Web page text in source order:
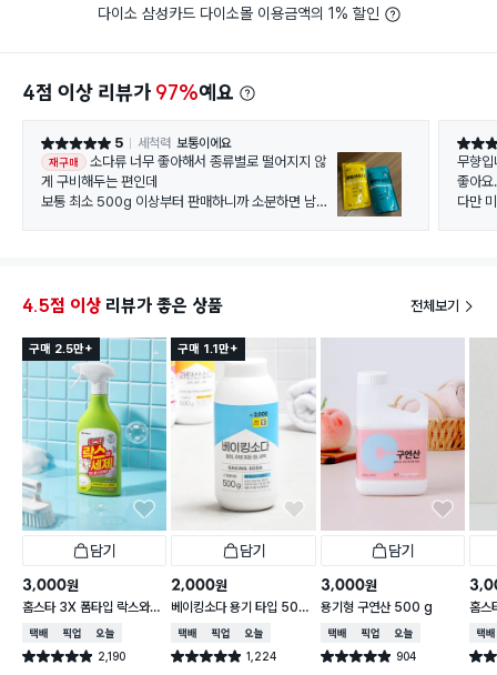
다이소 삼성카드 다이소몰 이용금액의 1% 할인
4점 이상 리뷰가 97%예요
별점 5점 5 세척력 보통이에요
재구매
소다류 너무 좋아해서 종류별로 떨어지지 않
게 구비해두는 편인데
보통 최소 500g 이상부터 판매하니까 소분하면 남아
하나 다 들어가고 여유 살짝 남아서 너무 좋아요
별점 4
무향입
좋아요.
다만
4.5점 이상 리뷰가 좋은 상품 전체보기
구매 2.5만+
담기
3,000원
홈스타 3X 폼타입 락스와세
제 (후레쉬향)
택배배송매장픽업오늘배송
별점 4.9점 2,190
건 작성
구매 1.1만+
담기
2,000원
베이킹소다 용기 타입 500
g
택배배송매장픽업오늘배송
별점 4.9점 1,224
건 작성
담기
3,000원
용기형 구연산 500 g
택배배송매장픽업오늘배송
별점 4.9점 904
건 작성
홈스
파
택배
별점